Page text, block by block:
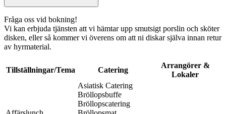
Fråga oss vid bokning!
Vi kan erbjuda tjänsten att vi hämtar upp smutsigt porslin och sköter
disken, eller så kommer vi överens om att ni diskar själva innan retur
av hyrmaterial.
Tillställningar/Tema Catering
Arrangörer &
Lokaler
Asiatisk Catering
Bröllopsbuffe
Bröllopscatering